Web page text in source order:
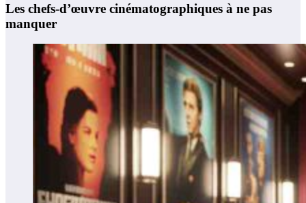
Les chefs-d’œuvre cinématographiques à ne pas
manquer